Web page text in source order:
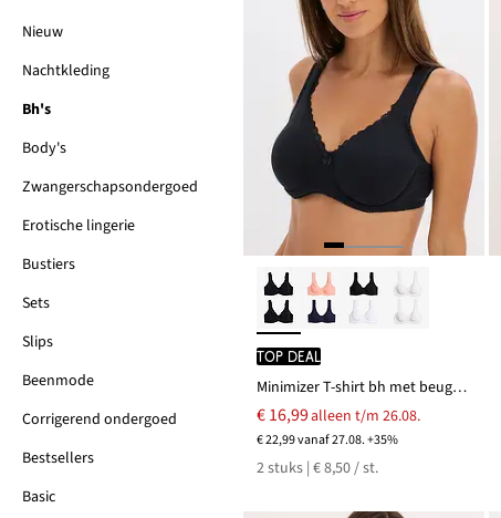
Nieuw
Nachtkleding
Bh's
Body's
Zwangerschapsondergoed
Erotische lingerie
Bustiers
Sets
Slips
Beenmode
Corrigerend ondergoed
Bestsellers
Basic
TOP DEAL
Minimizer T-shirt bh met beugels van biologisch katoen (set van 2)
€ 16,99alleen t/m 26.08.
€ 22,99 vanaf 27.08. +35%
2 stuks | € 8,50 / st.